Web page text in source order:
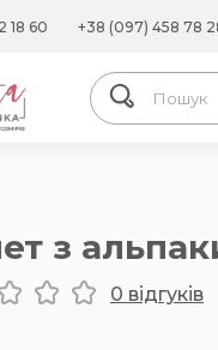
18 60 +38 (097) 458 78
з
0 відгуків